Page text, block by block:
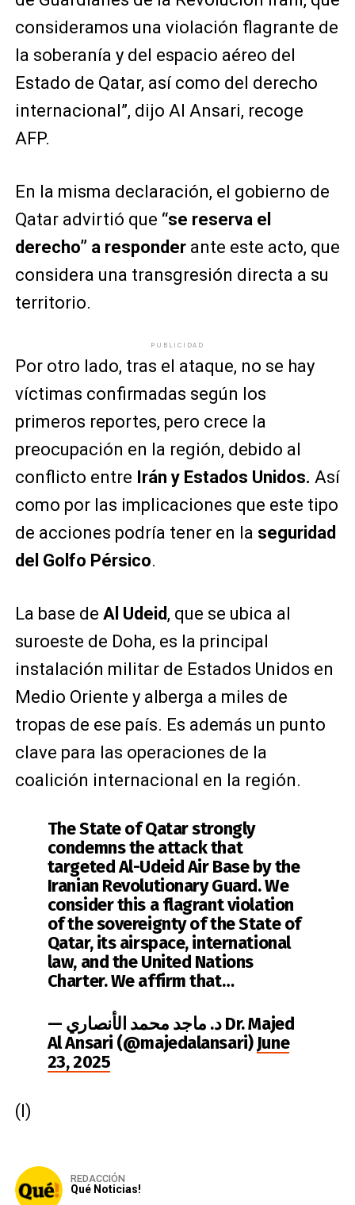
consideramos una violación flagrante de
la soberanía y del espacio aéreo del
Estado de Qatar, así como del derecho
internacional”, dijo Al Ansari, recoge
AFP.
En la misma declaración, el gobierno de
Qatar advirtió que “se reserva el
derecho” a responderante este acto, que
considera una transgresión directa a su
territorio.
PUBLICIDAD
Por otro lado, tras el ataque, no se hay
víctimas confirmadas según los
primeros reportes, pero crece la
preocupación en la región, debido al
conflicto entre Irán y Estados Unidos. Así
como por las implicaciones que este tipo
de acciones podría tener en la seguridad
del Golfo Pérsico.
La base de Al Udeid , que se ubica al
suroeste de Doha, es la principal
instalación militar de Estados Unidos en
Medio Oriente y alberga a miles de
tropas de ese país. Es además un punto
clave para las operaciones de la
coalición internacional en la región.
The State of Qatar strongly
condemns the attack that
targeted Al-Udeid Air Base by the
Iranian Revolutionary Guard. We
consider this a flagrant violation
of the sovereignty of the State of
Qatar, its airspace, international
law, and the United Nations
Charter. We affirm that…
— د. ماجد محمد الأنصاري Dr. Majed
Al Ansari (@majedalansari)June
23, 2025
(I)
REDACCIÓN
Qué Noticias!